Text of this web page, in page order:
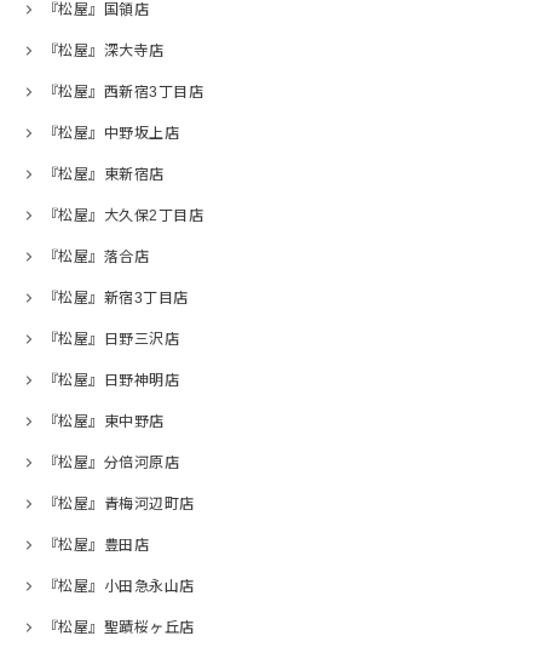
『松屋』国領店
『松屋』深大寺店
『松屋』西新宿3丁目店
『松屋』中野坂上店
『松屋』東新宿店
『松屋』大久保2丁目店
『松屋』落合店
『松屋』新宿3丁目店
『松屋』日野三沢店
『松屋』日野神明店
『松屋』東中野店
『松屋』分倍河原店
『松屋』青梅河辺町店
『松屋』豊田店
『松屋』小田急永山店
『松屋』聖蹟桜ヶ丘店